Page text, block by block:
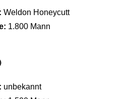
: Weldon Honeycutt
: 1.800 Mann
: unbekannt